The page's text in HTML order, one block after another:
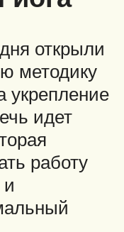
открыли
методику
укрепление
идет
работу